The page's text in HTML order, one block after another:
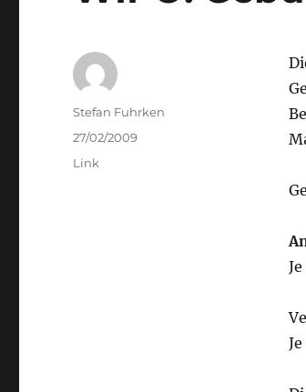
Author
Stefan Fuhrken
Posted
on
27/02/2009
Categories
Link